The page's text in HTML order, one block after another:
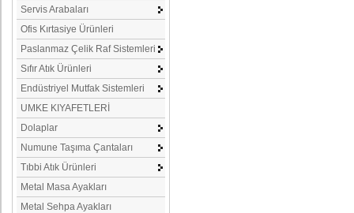
Servis Arabaları
Ofis Kırtasiye Ürünleri
Paslanmaz Çelik Raf Sistemleri
Sıfır Atık Ürünleri
Endüstriyel Mutfak Sistemleri
UMKE KIYAFETLERİ
Dolaplar
Numune Taşıma Çantaları
Tıbbi Atık Ürünleri
Metal Masa Ayakları
Metal Sehpa Ayakları